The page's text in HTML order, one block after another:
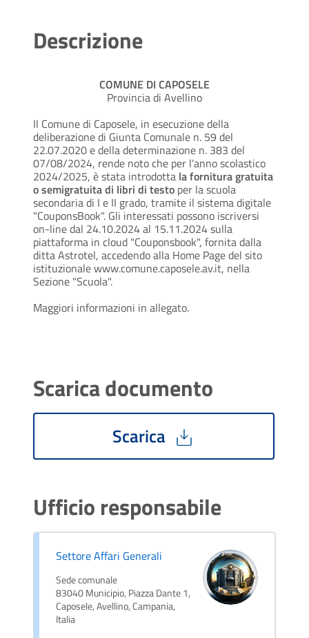
Descrizione
COMUNE DI CAPOSELE
Provincia di Avellino
Il Comune di Caposele, in esecuzione della
deliberazione di Giunta Comunale n. 59 del
22.07.2020 e della determinazione n. 383 del
07/08/2024, rende noto che per l'anno scolastico
2024/2025, è stata introdotta la fornitura gratuita
o semigratuita di libri di testo per la scuola
secondaria di I e II grado, tramite il sistema digitale
"CouponsBook". Gli interessati possono iscriversi
on-line dal 24.10.2024 al 15.11.2024 sulla
piattaforma in cloud "Couponsbook", fornita dalla
ditta Astrotel, accedendo alla Home Page del sito
istituzionale www.comune.caposele.av.it, nella
Sezione "Scuola".
Maggiori informazioni in allegato.
Scarica documento
Scarica
Ufficio responsabile
Settore Affari Generali
Sede comunale
83040 Municipio, Piazza Dante 1,
Caposele, Avellino, Campania,
Italia